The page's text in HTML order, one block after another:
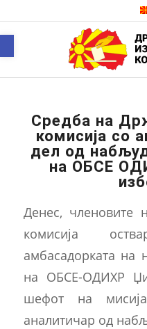
Средба на
комисија со
дел од
на ОБСЕ
Денес, членовите
комисија
амбасадорката на
на ОБСЕ-ОДИХР
шефот на
аналитичар од
Open toolbar